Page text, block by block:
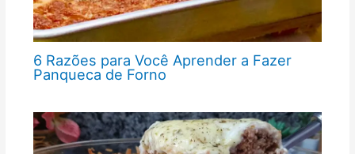
6 Razões para Você Aprender a Fazer
Panqueca de Forno